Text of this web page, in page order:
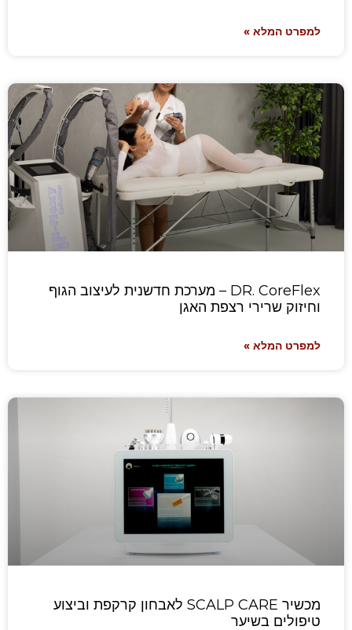
למפרט המלא »
DR. CoreFlex – מערכת חדשנית לעיצוב הגוף
וחיזוק שרירי רצפת האגן
למפרט המלא »
מכשיר SCALP CARE לאבחון קרקפת וביצוע
טיפולים בשיער